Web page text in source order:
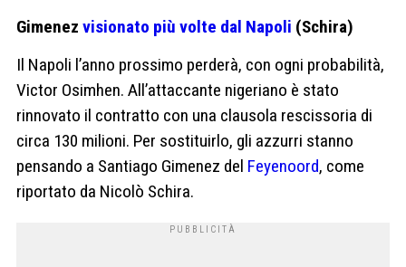
Gimenez visionato più volte dal Napoli (Schira)
Il Napoli l’anno prossimo perderà, con ogni probabilità,
Victor Osimhen. All’attaccante nigeriano è stato
rinnovato il contratto con una clausola rescissoria di
circa 130 milioni. Per sostituirlo, gli azzurri stanno
pensando a Santiago Gimenez del Feyenoord, come
riportato da Nicolò Schira.